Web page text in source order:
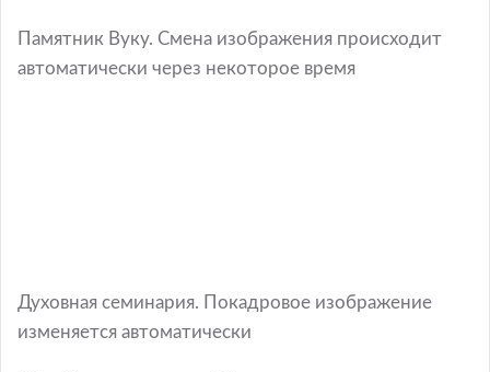
Памятник Вуку. Смена изображения происходит
автоматически через некоторое время
Духовная семинария. Покадровое изображение
изменяется автоматически